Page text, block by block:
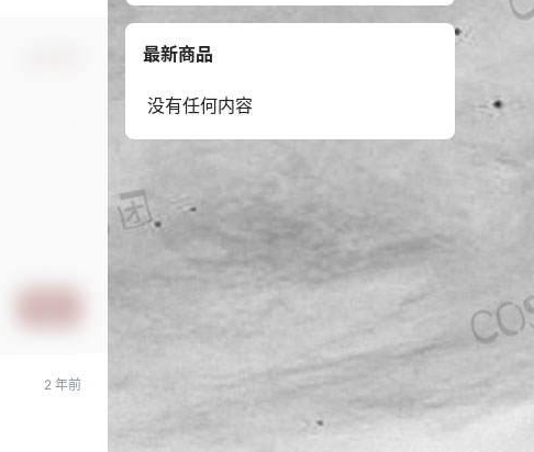
2 年前
最新商品
没有任何内容